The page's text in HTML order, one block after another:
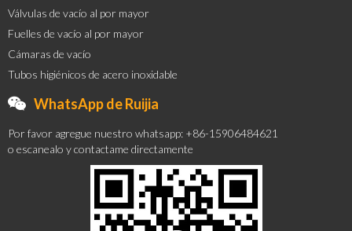
Válvulas de vacío al por mayor
Fuelles de vacío al por mayor
Cámaras de vacío
Tubos higiénicos de acero inoxidable
WhatsApp de Ruijia
Por favor agregue nuestro whatsapp: +86-15906484621
o escanealo y contactame directamente